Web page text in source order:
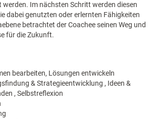
Im nächsten Schritt werden diesen
dabei genutzten oder erlernten Fähigkeiten
betrachtet der Coachee seinen Weg und
für die Zukunft.
bearbeiten, Lösungen entwickeln
& Strategieentwicklung , Ideen &
, Selbstreflexion